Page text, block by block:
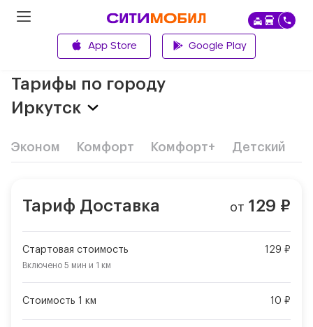
App Store Google Play
Тарифы по городу
Иркутск
Эконом Комфорт Комфорт+ Детский
Тариф Доставка от 129 ₽
Стартовая стоимость 129 ₽
Включено 5 мин и 1 км
Стоимость 1 км 10 ₽